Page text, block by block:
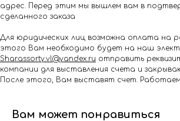
адрес. Перед этим мы вышлем вам в
сделанного заказа
Для юридических лиц возможна оплата на
этого Вам необходимо будет на наш
Shar.assorty.vl@yandex.ru отправить
компании для выставления счета и
После этого, Вам выставят счет.
Вам может понравиться